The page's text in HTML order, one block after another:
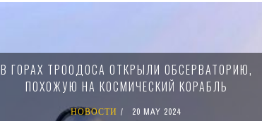
В ГОРАХ ТРООДОСА ОТКРЫЛИ ОБСЕРВАТОРИЮ,
ПОХОЖУЮ НА КОСМИЧЕСКИЙ КОРАБЛЬ
НОВОСТИ 20 MAY 2024